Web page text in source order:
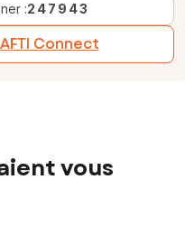
:247943
Connect
vous